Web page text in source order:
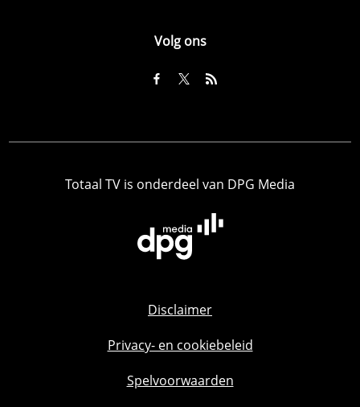
Volg ons
Totaal TV is onderdeel van DPG Media
Disclaimer
Privacy- en cookiebeleid
Spelvoorwaarden